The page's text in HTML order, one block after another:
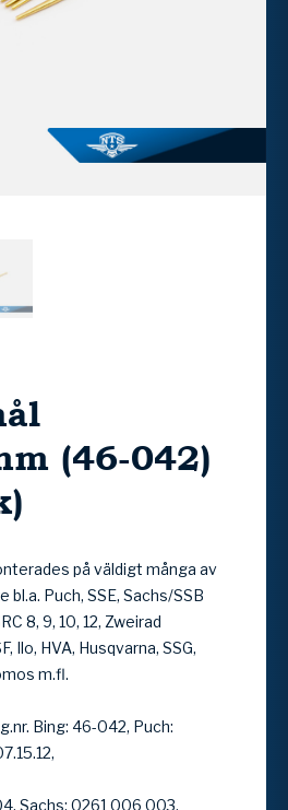
(46-042)
på väldigt många av
bl.a. Puch, SSE, Sachs/SSB
8, 9, 10, 12, Zweirad
Ilo, HVA, Husqvarna, SSG,
m.fl.
Bing: 46-042, Puch:
Sachs: 0261 006 003,